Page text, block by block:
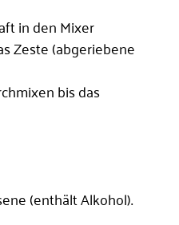
in den Mixer
Zeste (abgeriebene
bis das
(enthält Alkohol).